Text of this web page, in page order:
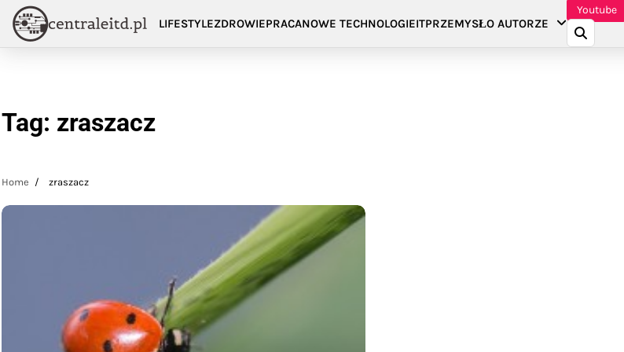
Skip
content
LIFESTYLEZDROWIEPRACANOWE TECHNOLOGIEITPRZEMYSŁO AUTORZE
Youtube
Tag: zraszacz
Home zraszacz